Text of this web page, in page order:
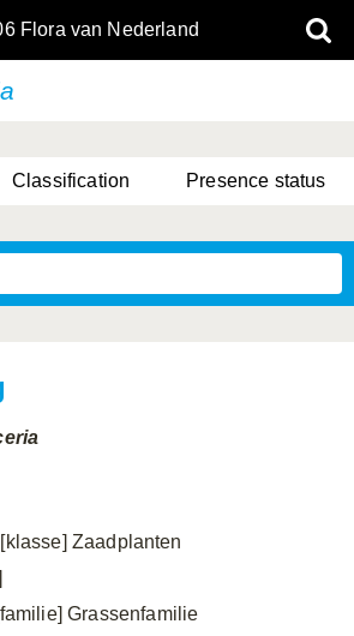
Flora van Nederland
Classification Presence status
[klasse] Zaadplanten
Grassenfamilie